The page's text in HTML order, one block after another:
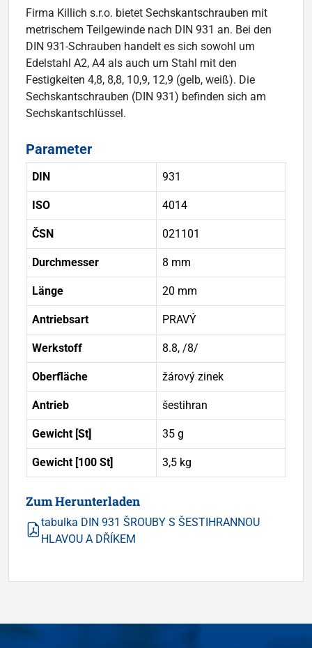
Firma Killich s.r.o. bietet Sechskantschrauben mit
metrischem Teilgewinde nach DIN 931 an. Bei den
DIN 931-Schrauben handelt es sich sowohl um
Edelstahl A2, A4 als auch um Stahl mit den
Festigkeiten 4,8, 8,8, 10,9, 12,9 (gelb, weiß). Die
Sechskantschrauben (DIN 931) befinden sich am
Sechskantschlüssel.
Parameter
DIN 931
ISO 4014
ČSN 021101
Durchmesser 8 mm
Länge 20 mm
Antriebsart PRAVÝ
Werkstoff 8.8, /8/
Oberfläche žárový zinek
Antrieb šestihran
Gewicht [St] 35 g
Gewicht [100 St] 3,5 kg
Zum Herunterladen
tabulka DIN 931 ŠROUBY S ŠESTIHRANNOU
HLAVOU A DŘÍKEM